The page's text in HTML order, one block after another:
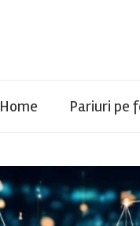
Home Pariuri pe